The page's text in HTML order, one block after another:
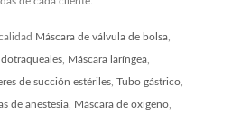
Máscara de válvula de bolsa
Máscara laríngea
de succión estériles Tubo gástrico
de anestesia Máscara de oxígeno